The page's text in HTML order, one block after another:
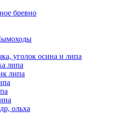
бревно
уголок осина и липа
липа
липа
ольха